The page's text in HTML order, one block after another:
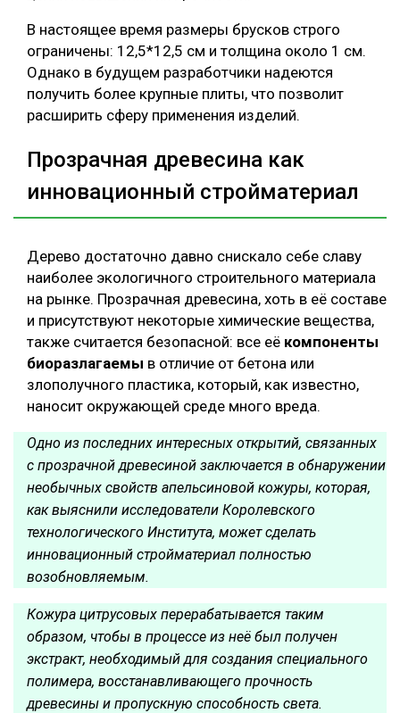
В настоящее время размеры брусков строго
ограничены: 12,5*12,5 см и толщина около 1 см.
Однако в будущем разработчики надеются
получить более крупные плиты, что позволит
расширить сферу применения изделий.
Прозрачная древесина как
инновационный стройматериал
Дерево достаточно давно снискало себе славу
наиболее экологичного строительного материала
на рынке. Прозрачная древесина, хоть в её составе
и присутствуют некоторые химические вещества,
также считается безопасной: все её компоненты
биоразлагаемы в отличие от бетона или
злополучного пластика, который, как известно,
наносит окружающей среде много вреда.
Одно из последних интересных открытий, связанных
с прозрачной древесиной заключается в обнаружении
необычных свойств апельсиновой кожуры, которая,
как выяснили исследователи Королевского
технологического Института, может сделать
инновационный стройматериал полностью
возобновляемым.
Кожура цитрусовых перерабатывается таким
образом, чтобы в процессе из неё был получен
экстракт, необходимый для создания специального
полимера, восстанавливающего прочность
древесины и пропускную способность света.